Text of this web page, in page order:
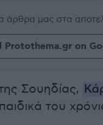
άρθρα μας στα
Protothema.gr on
Σουηδίας,
του